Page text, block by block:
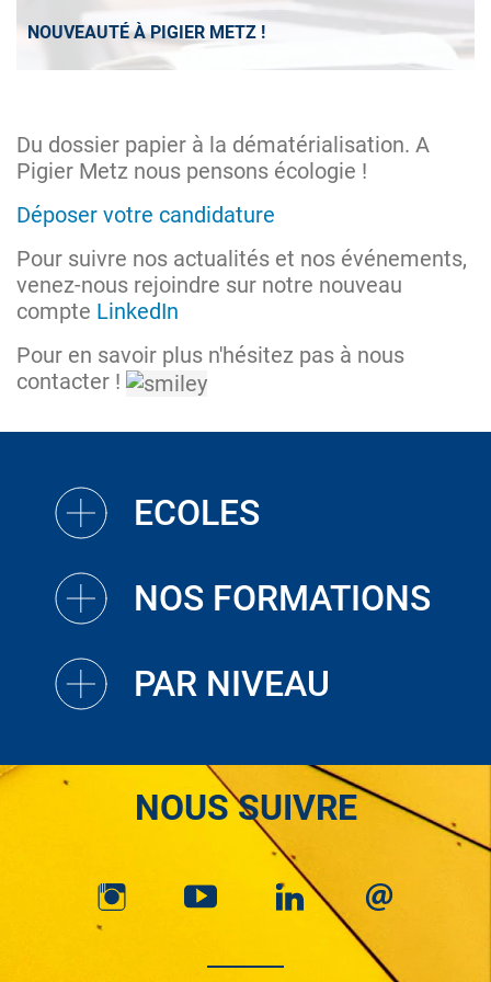
NOUVEAUTÉ À PIGIER METZ !
Du dossier papier à la dématérialisation. A
Pigier Metz nous pensons écologie !
Déposer votre candidature
Pour suivre nos actualités et nos événements,
venez-nous rejoindre sur notre nouveau
compte LinkedIn
Pour en savoir plus n'hésitez pas à nous
contacter !
ECOLES
NOS FORMATIONS
PAR NIVEAU
NOUS SUIVRE